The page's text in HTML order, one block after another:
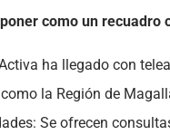
como un recuadro
ha llegado con
la Región de
Se ofrecen